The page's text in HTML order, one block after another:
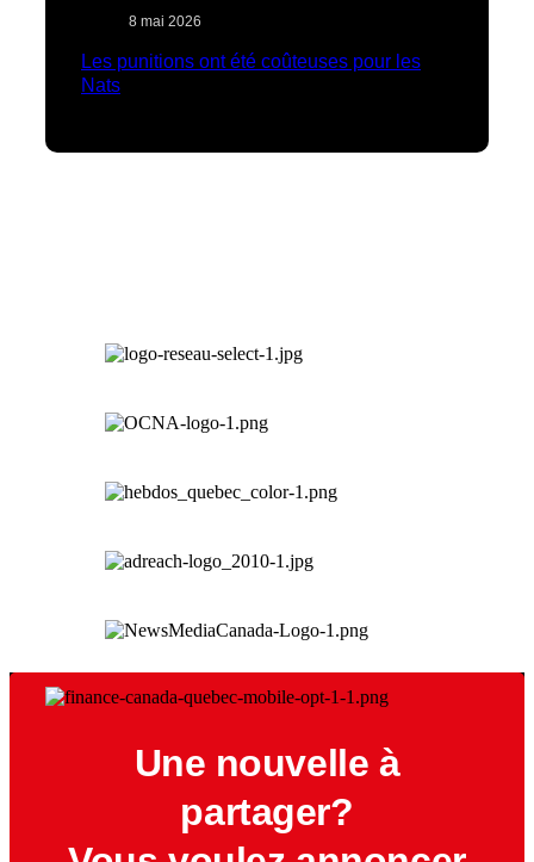
8 mai 2026
Les punitions ont été coûteuses pour les
Nats
Une nouvelle à
partager?